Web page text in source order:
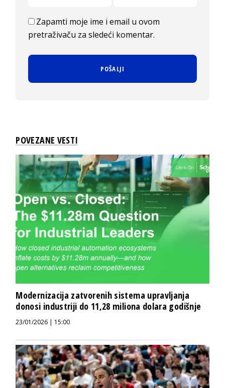
Zapamti moje ime i email u ovom
pretraživaču za sledeći komentar.
POVEZANE VESTI
Modernizacija zatvorenih sistema upravljanja
donosi industriji do 11,28 miliona dolara godišnje
23/01/2026 | 15:00